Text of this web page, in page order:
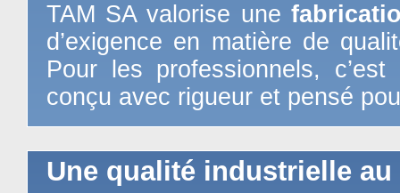
TAM SA valorise une
d’exigence en matière de
Pour les professionnels, c’est
conçu avec rigueur et pensé
Une qualité industrielle